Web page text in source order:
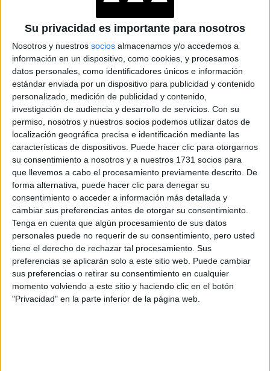
Su privacidad es importante para nosotros
Nosotros y nuestros socios almacenamos y/o accedemos a
información en un dispositivo, como cookies, y procesamos
datos personales, como identificadores únicos e información
estándar enviada por un dispositivo para publicidad y contenido
personalizado, medición de publicidad y contenido,
investigación de audiencia y desarrollo de servicios. Con su
permiso, nosotros y nuestros socios podemos utilizar datos de
localización geográfica precisa e identificación mediante las
características de dispositivos. Puede hacer clic para otorgarnos
su consentimiento a nosotros y a nuestros 1731 socios para
que llevemos a cabo el procesamiento previamente descrito. De
forma alternativa, puede hacer clic para denegar su
consentimiento o acceder a información más detallada y
cambiar sus preferencias antes de otorgar su consentimiento.
Tenga en cuenta que algún procesamiento de sus datos
personales puede no requerir de su consentimiento, pero usted
tiene el derecho de rechazar tal procesamiento. Sus
preferencias se aplicarán solo a este sitio web. Puede cambiar
sus preferencias o retirar su consentimiento en cualquier
momento volviendo a este sitio y haciendo clic en el botón
"Privacidad" en la parte inferior de la página web.
Accedé a los beneficios para suscriptores
Contenidos exclusivos
Sorteos
Descuentos en publicaciones
Participación en los eventos organizados por
Editorial Perfil.
Suscribite ahora
COMPARTÍ ESTA NOTA
EN ESTA NOTA
PERSONALIDAES: LUNA DE HOY LIBRA
TEMAS: ASTROLOGIA HOROSCOPO
Comentarios